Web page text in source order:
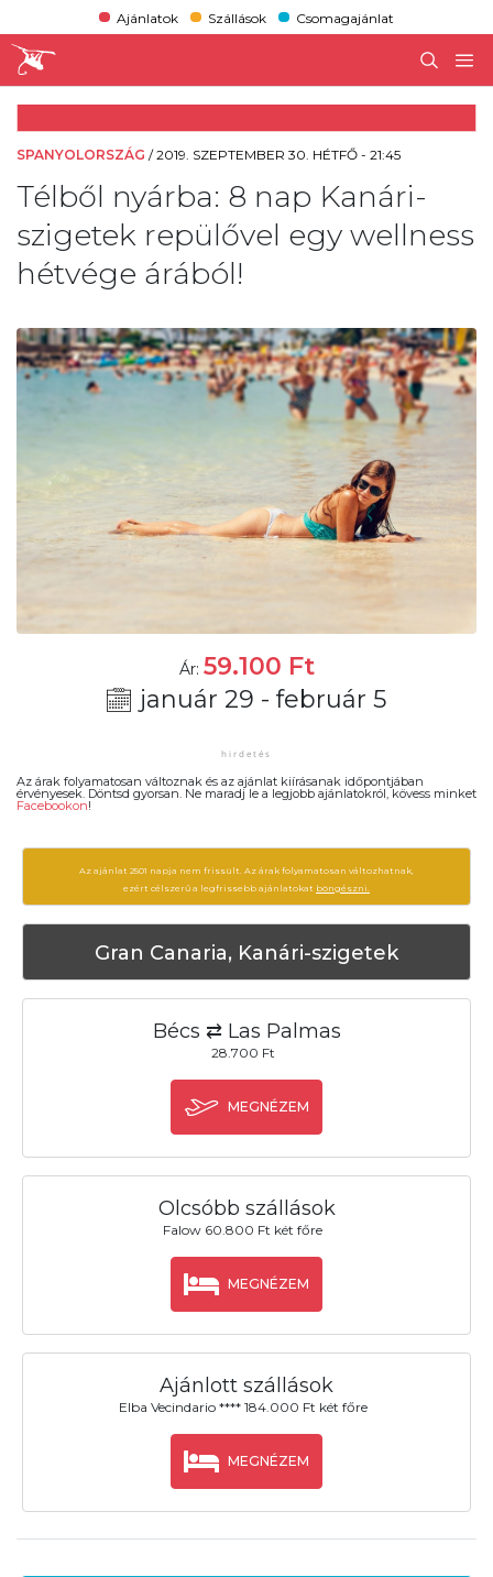
Ajánlatok Szállások Csomagajánlat
SPANYOLORSZÁG /2019. SZEPTEMBER 30. HÉTFŐ - 21:45
Télből nyárba: 8 nap Kanári-
szigetek repülővel egy wellness
hétvége árából!
Ár: 59.100 Ft
január 29 - február 5
Az árak folyamatosan változnak és az ajánlat kiírásanak időpontjában
érvényesek. Döntsd gyorsan. Ne maradj le a legjobb ajánlatokról, kövess minket
Facebookon!
Az ajánlat 2501 napja nem frissült. Az árak folyamatosan változhatnak,
ezért célszerű a legfrissebb ajánlatokat böngészni.
Gran Canaria, Kanári-szigetek
Bécs ⇄ Las Palmas
28.700 Ft
MEGNÉZEM
Olcsóbb szállások
Falow 60.800 Ft két főre
MEGNÉZEM
Ajánlott szállások
Elba Vecindario **** 184.000 Ft két főre
MEGNÉZEM